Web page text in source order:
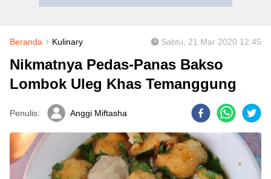
Beranda Kulinary Sabtu, 21 Mar 2020 12:45
Nikmatnya Pedas-Panas Bakso
Lombok Uleg Khas Temanggung
Penulis: Anggi Miftasha